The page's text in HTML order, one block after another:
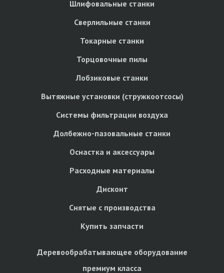
Шлифовальные станки
Сверлильные станки
Токарные станки
Торцовочные пилы
Лобзиковые станки
Вытяжные установки (стружкоотсосы)
Системы фильтрации воздуха
Долбежно-пазовальные станки
Оснастка и аксессуары
Расходные материалы
Дисконт
Снятые с производства
Купить запчасти
Деревообрабатывающее оборудование
премиум класса